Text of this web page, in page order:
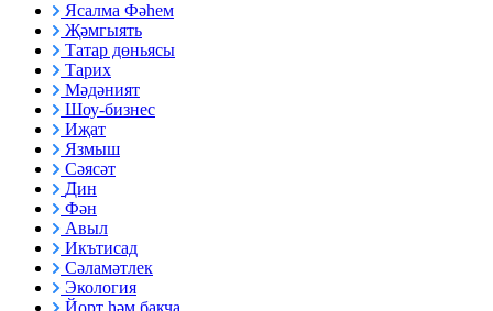
Ясалма Фәһем
Җәмгыять
Татар дөньясы
Тарих
Мәдәният
Шоу-бизнес
Иҗат
Язмыш
Сәясәт
Дин
Фән
Авыл
Икътисад
Сәламәтлек
Экология
Йорт һәм бакча